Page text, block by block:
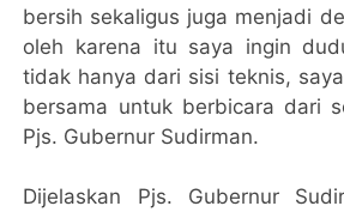
bersih sekaligus juga menjadi
oleh karena itu saya ingin
tidak hanya dari sisi teknis,
bersama untuk berbicara dari
Pjs. Gubernur Sudirman.
Dijelaskan Pjs. Gubernur